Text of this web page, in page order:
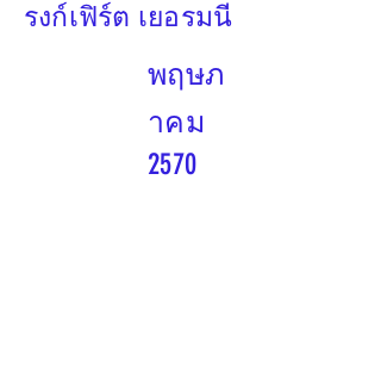
รงก์เฟิร์ต เยอรมนี
พฤษภ
าคม
2570